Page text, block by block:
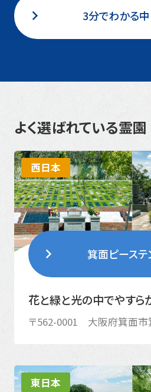
3分でわかる
よく選ばれている霊園
西日本
箕面ピーステ
花と緑と光の中でやすら
〒562-0001 大阪府箕面市
東日本